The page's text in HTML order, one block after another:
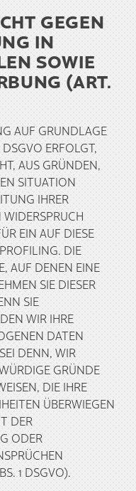
GEGEN
IN
SOWIE
(ART.
AUF GRUNDLAGE
ERFOLGT,
AUS GRÜNDEN,
SITUATION
IHRER
EIN AUF DIESE
DIE
AUF DENEN EINE
SIE DIESER
SIE
WIR IHRE
DATEN
DENN, WIR
GRÜNDE
DIE IHRE
ÜBERWIEGEN
DER
ODER
1 DSGVO).